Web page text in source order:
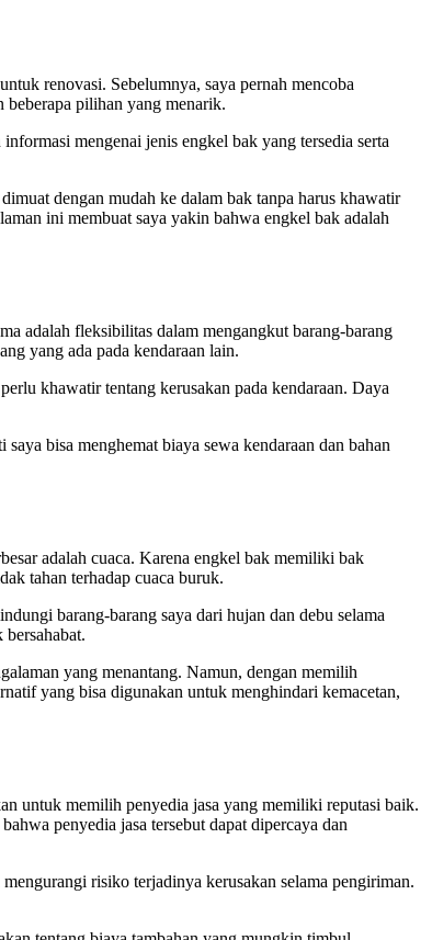
renovasi. Sebelumnya, saya pernah mencoba
beberapa pilihan yang menarik.
mengenai jenis engkel bak yang tersedia serta
dengan mudah ke dalam bak tanpa harus khawatir
ini membuat saya yakin bahwa engkel bak adalah
adalah fleksibilitas dalam mengangkut barang-barang
yang ada pada kendaraan lain.
khawatir tentang kerusakan pada kendaraan. Daya
bisa menghemat biaya sewa kendaraan dan bahan
adalah cuaca. Karena engkel bak memiliki bak
tahan terhadap cuaca buruk.
barang-barang saya dari hujan dan debu selama
yang menantang. Namun, dengan memilih
yang bisa digunakan untuk menghindari kemacetan,
untuk memilih penyedia jasa yang memiliki reputasi baik.
penyedia jasa tersebut dapat dipercaya dan
risiko terjadinya kerusakan selama pengiriman.